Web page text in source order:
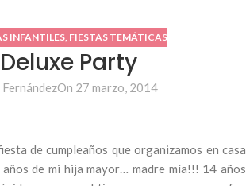
INFANTILES, FIESTAS TEMÁTICAS
Deluxe Party
FernándezOn 27 marzo, 2014
de cumpleaños que organizamos en casa
de mi hija mayor… madre mía!!! 14 años